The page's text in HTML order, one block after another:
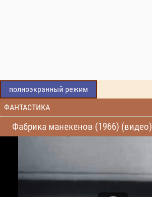
полноэкранный режим
ФАНТАСТИКА
Фабрика манекенов (1966) (видео)